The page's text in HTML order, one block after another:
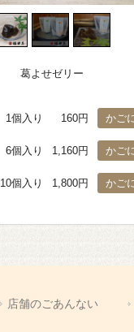
葛よせゼリー
1個入り 160円
6個入り 1,160円
10個入り 1,800円
店舗のごあんない